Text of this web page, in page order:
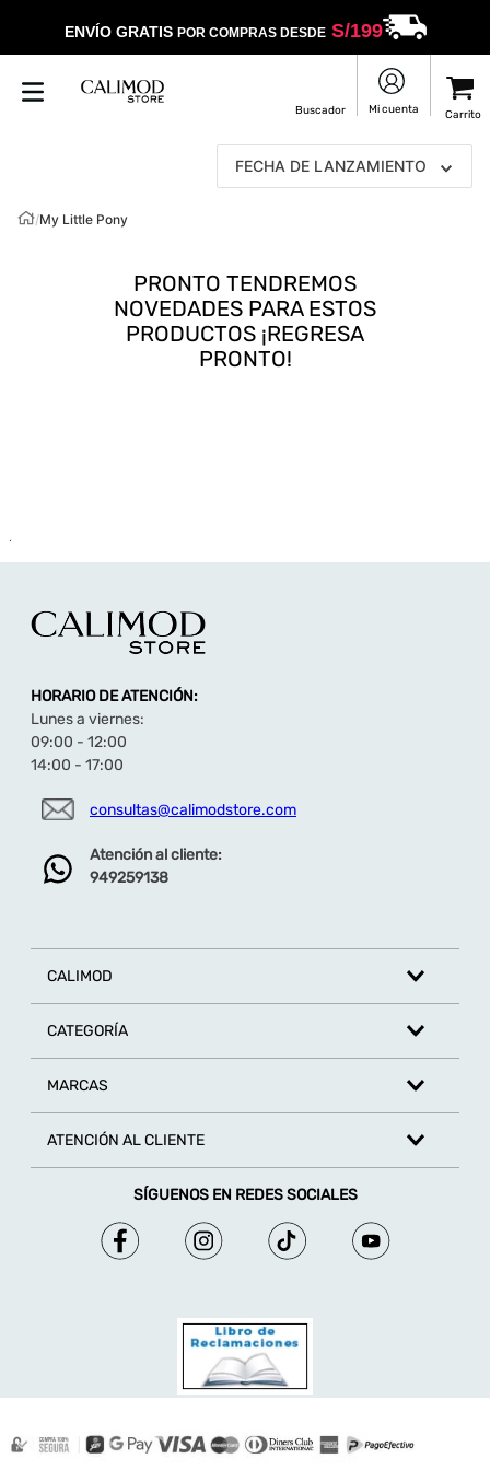
ENVÍO GRATIS POR COMPRAS DESDES/199
FECHA DE LANZAMIENTO
/My Little Pony
.
HORARIO DE ATENCIÓN:
Lunes a viernes:
09:00 - 12:00
14:00 - 17:00
consultas@calimodstore.com
Atención al cliente:
949259138
CALIMOD
CATEGORÍA
MARCAS
ATENCIÓN AL CLIENTE
SÍGUENOS EN REDES SOCIALES